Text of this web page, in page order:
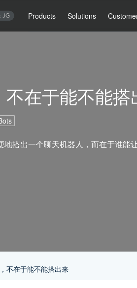
Products Solutions
在于能不能搭
搭出一个聊天机器人，而在于谁能
不在于能不能搭出来